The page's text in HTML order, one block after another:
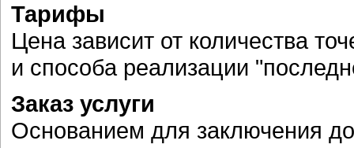
Тарифы
Цена зависит от количества
и способа реализации
Заказ услуги
Основанием для заключения